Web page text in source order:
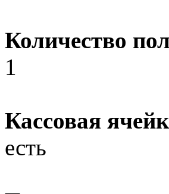
Количество
1
Кассовая
есть